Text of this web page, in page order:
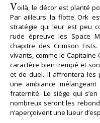
Voilà, le décor est planté
Par ailleurs la flotte Ork
stratégie qui leur est peu
rude épreuve les Space
chapitre des Crimson
vivants, comme le Capitaine
caractère bien trempé et
et de duel. Il affrontera les
une ambiance
fraternité. Le siège qui
nombreux seront les
n’aperçoivent une lueur